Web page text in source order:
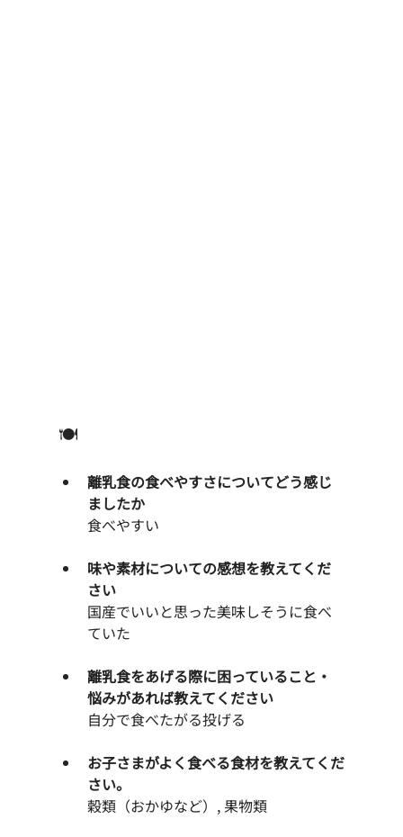
🍽️
離乳食の食べやすさについてどう感じ
ましたか
食べやすい
味や素材についての感想を教えてくだ
さい
国産でいいと思った美味しそうに食べ
ていた
離乳食をあげる際に困っていること・
悩みがあれば教えてください
自分で食べたがる投げる
お子さまがよく食べる食材を教えてくだ
さい。
穀類（おかゆなど）, 果物類